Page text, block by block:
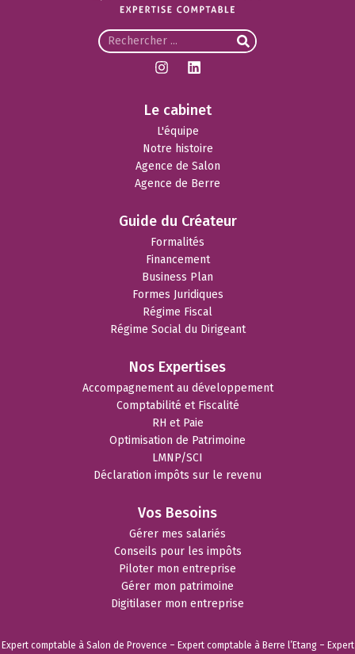
Le cabinet
L'équipe
Notre histoire
Agence de Salon
Agence de Berre
Guide du Créateur
Formalités
Financement
Business Plan
Formes Juridiques
Régime Fiscal
Régime Social du Dirigeant
Nos Expertises
Accompagnement au développement
Comptabilité et Fiscalité
RH et Paie
Optimisation de Patrimoine
LMNP/SCI
Déclaration impôts sur le revenu
Vos Besoins
Gérer mes salariés
Conseils pour les impôts
Piloter mon entreprise
Gérer mon patrimoine
Digitilaser mon entreprise
Expert comptable à Salon de Provence – Expert comptable à Berre l’Etang– Expert